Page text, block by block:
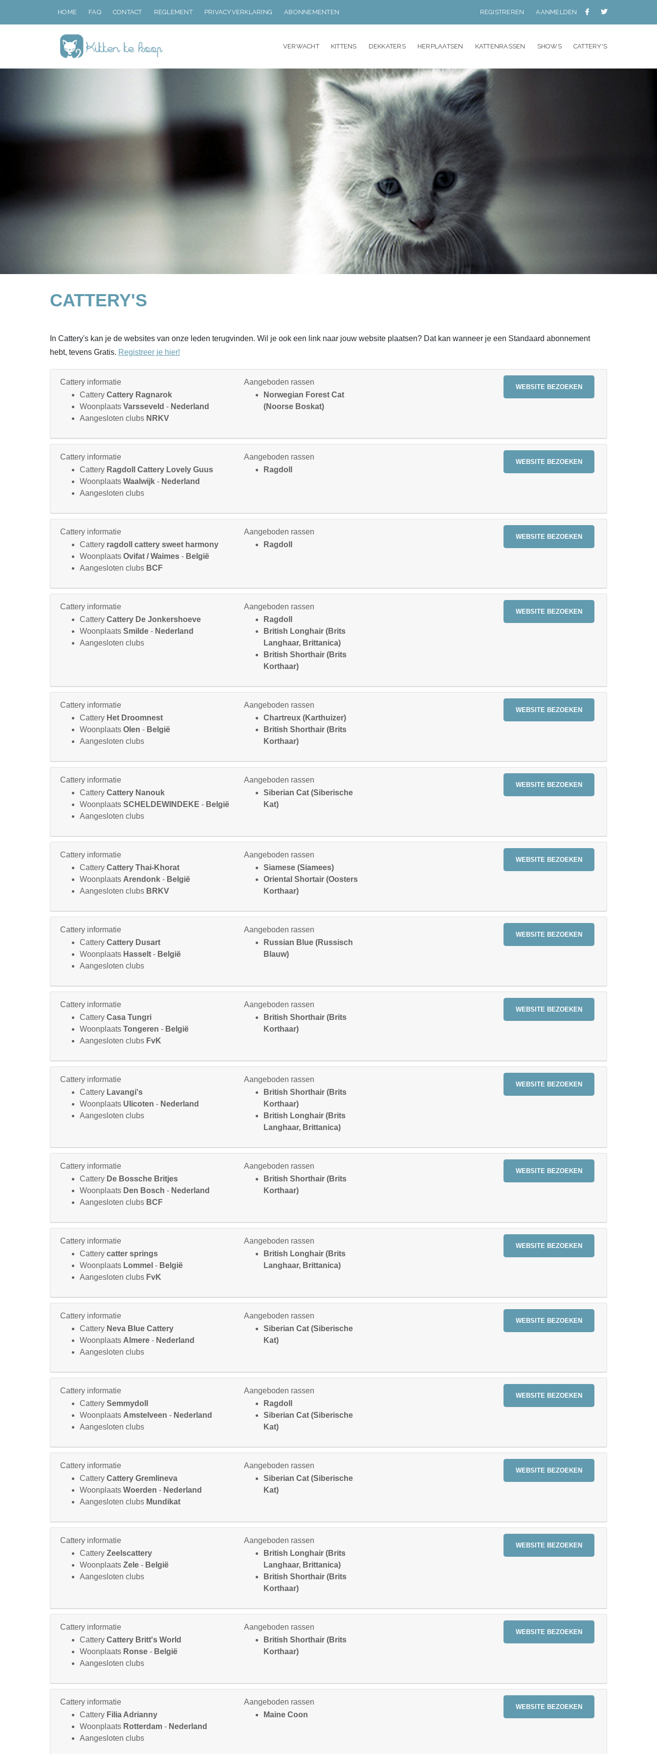
HOME FAQ CONTACT REGLEMENT PRIVACYVERKLARING ABONNEMENTEN REGISTREREN AANMELDEN
VERWACHT KITTENS DEKKATERS HERPLAATSEN KATTENRASSEN SHOWS CATTERY'S
CATTERY'S
In Cattery's kan je de websites van onze leden terugvinden. Wil je ook een link naar jouw website plaatsen? Dat kan wanneer je een Standaard abonnement
hebt, tevens Gratis. Registreer je hier!
Cattery informatie
Cattery Cattery Ragnarok
Woonplaats Varsseveld - Nederland
Aangesloten clubs NRKV
Aangeboden rassen
Norwegian Forest Cat
(Noorse Boskat)
WEBSITE BEZOEKEN
Cattery informatie
Cattery Ragdoll Cattery Lovely Guus
Woonplaats Waalwijk - Nederland
Aangesloten clubs
Aangeboden rassen
Ragdoll
WEBSITE BEZOEKEN
Cattery informatie
Cattery ragdoll cattery sweet harmony
Woonplaats Ovifat / Waimes - België
Aangesloten clubs BCF
Aangeboden rassen
Ragdoll
WEBSITE BEZOEKEN
Cattery informatie
Cattery Cattery De Jonkershoeve
Woonplaats Smilde - Nederland
Aangesloten clubs
Aangeboden rassen
Ragdoll
British Longhair (Brits
Langhaar, Brittanica)
British Shorthair (Brits
Korthaar)
WEBSITE BEZOEKEN
Cattery informatie
Cattery Het Droomnest
Woonplaats Olen - België
Aangesloten clubs
Aangeboden rassen
Chartreux (Karthuizer)
British Shorthair (Brits
Korthaar)
WEBSITE BEZOEKEN
Cattery informatie
Cattery Cattery Nanouk
Woonplaats SCHELDEWINDEKE - België
Aangesloten clubs
Aangeboden rassen
Siberian Cat (Siberische
Kat)
WEBSITE BEZOEKEN
Cattery informatie
Cattery Cattery Thai-Khorat
Woonplaats Arendonk - België
Aangesloten clubs BRKV
Aangeboden rassen
Siamese (Siamees)
Oriental Shortair (Oosters
Korthaar)
WEBSITE BEZOEKEN
Cattery informatie
Cattery Cattery Dusart
Woonplaats Hasselt - België
Aangesloten clubs
Aangeboden rassen
Russian Blue (Russisch
Blauw)
WEBSITE BEZOEKEN
Cattery informatie
Cattery Casa Tungri
Woonplaats Tongeren - België
Aangesloten clubs FvK
Aangeboden rassen
British Shorthair (Brits
Korthaar)
WEBSITE BEZOEKEN
Cattery informatie
Cattery Lavangi's
Woonplaats Ulicoten - Nederland
Aangesloten clubs
Aangeboden rassen
British Shorthair (Brits
Korthaar)
British Longhair (Brits
Langhaar, Brittanica)
WEBSITE BEZOEKEN
Cattery informatie
Cattery De Bossche Britjes
Woonplaats Den Bosch - Nederland
Aangesloten clubs BCF
Aangeboden rassen
British Shorthair (Brits
Korthaar)
WEBSITE BEZOEKEN
Cattery informatie
Cattery catter springs
Woonplaats Lommel - België
Aangesloten clubs FvK
Aangeboden rassen
British Longhair (Brits
Langhaar, Brittanica)
WEBSITE BEZOEKEN
Cattery informatie
Cattery Neva Blue Cattery
Woonplaats Almere - Nederland
Aangesloten clubs
Aangeboden rassen
Siberian Cat (Siberische
Kat)
WEBSITE BEZOEKEN
Cattery informatie
Cattery Semmydoll
Woonplaats Amstelveen - Nederland
Aangesloten clubs
Aangeboden rassen
Ragdoll
Siberian Cat (Siberische
Kat)
WEBSITE BEZOEKEN
Cattery informatie
Cattery Cattery Gremlineva
Woonplaats Woerden - Nederland
Aangesloten clubs Mundikat
Aangeboden rassen
Siberian Cat (Siberische
Kat)
WEBSITE BEZOEKEN
Cattery informatie
Cattery Zeelscattery
Woonplaats Zele - België
Aangesloten clubs
Aangeboden rassen
British Longhair (Brits
Langhaar, Brittanica)
British Shorthair (Brits
Korthaar)
WEBSITE BEZOEKEN
Cattery informatie
Cattery Cattery Britt's World
Woonplaats Ronse - België
Aangesloten clubs
Aangeboden rassen
British Shorthair (Brits
Korthaar)
WEBSITE BEZOEKEN
Cattery informatie
Cattery Filia Adrianny
Woonplaats Rotterdam - Nederland
Aangesloten clubs
Aangeboden rassen
Maine Coon
WEBSITE BEZOEKEN